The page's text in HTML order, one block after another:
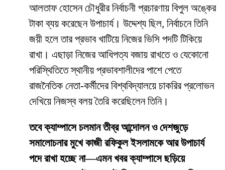
আলতাফ হোসেন চৌধুরীর নির্বাচনী প্রচারণায় বিপুল অঙ্কের
টাকা ব্যয় করেছেন উপাচার্য। উদ্দেশ্য ছিল, নির্বাচনে তিনি
জয়ী হলে তার প্রভাব খাটিয়ে নিজের ভিসি পদটি টিকিয়ে
রাখা। এছাড়া নিজের আধিপত্য বজায় রাখতে ও যেকোনো
পরিস্থিতিতে স্থানীয় প্রভাবশালীদের পাশে পেতে
রাজনৈতিক নেতা-কর্মীদের বিশ্ববিদ্যালয়ে চাকরির প্রলোভন
দেখিয়ে নিজস্ব বলয় তৈরি করেছিলেন তিনি।
তবে ক্যাম্পাসে চলমান তীব্র আন্দোলন ও দেশজুড়ে
সমালোচনার মুখে কাজী রফিকুল ইসলামকে আর উপাচার্য
পদে রাখা হচ্ছে না—এমন খবর ক্যাম্পাসে ছড়িয়ে